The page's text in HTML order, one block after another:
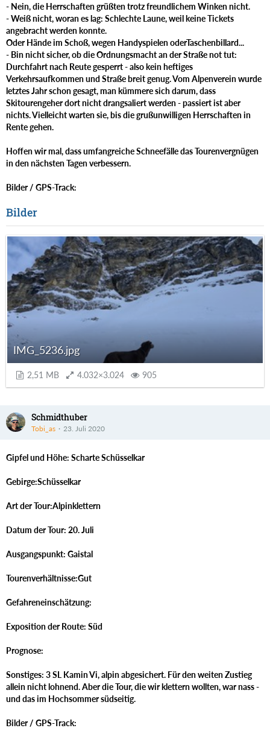
- Nein, die Herrschaften grüßten trotz freundlichem Winken nicht.
- Weiß nicht, woran es lag: Schlechte Laune, weil keine Tickets
angebracht werden konnte.
Oder Hände im Schoß, wegen Handyspielen oderTaschenbillard...
- Bin nicht sicher, ob die Ordnungsmacht an der Straße not tut:
Durchfahrt nach Reute gesperrt - also kein heftiges
Verkehrsaufkommen und Straße breit genug. Vom Alpenverein wurde
letztes Jahr schon gesagt, man kümmere sich darum, dass
Skitourengeher dort nicht drangsaliert werden - passiert ist aber
nichts. Vielleicht warten sie, bis die grußunwilligen Herrschaften in
Rente gehen.
Hoffen wir mal, dass umfangreiche Schneefälle das Tourenvergnügen
in den nächsten Tagen verbessern.
Bilder / GPS-Track:
Bilder
IMG_5236.jpg
2,51 MB 4.032×3.024 905
Schmidthuber
Tobi_as 23. Juli 2020
Gipfel und Höhe: Scharte Schüsselkar
Gebirge:Schüsselkar
Art der Tour:Alpinklettern
Datum der Tour: 20. Juli
Ausgangspunkt: Gaistal
Tourenverhältnisse:Gut
Gefahreneinschätzung:
Exposition der Route: Süd
Prognose:
Sonstiges: 3 SL Kamin Vi, alpin abgesichert. Für den weiten Zustieg
allein nicht lohnend. Aber die Tour, die wir klettern wollten, war nass -
und das im Hochsommer südseitig.
Bilder / GPS-Track: